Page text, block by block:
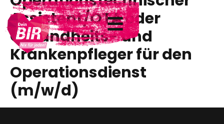
Assistent/OTA oder
Gesundheits- und
Krankenpfleger für den
Operationsdienst
(m/w/d)